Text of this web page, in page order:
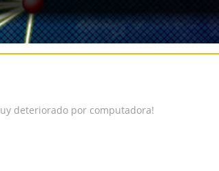
deteriorado por computadora!